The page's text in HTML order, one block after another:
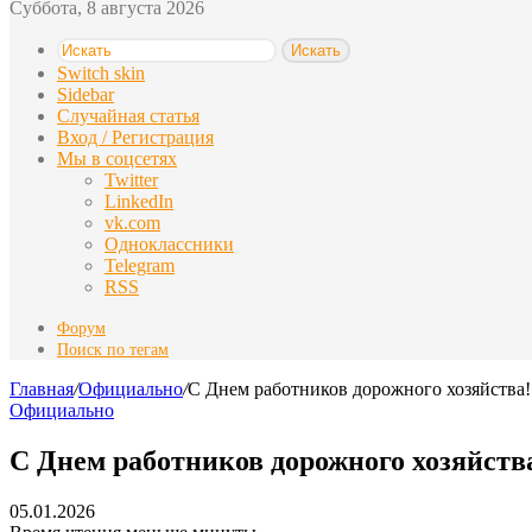
Суббота, 8 августа 2026
Искать
Switch skin
Sidebar
Случайная статья
Вход / Регистрация
Мы в соцсетях
Twitter
LinkedIn
vk.com
Одноклассники
Telegram
RSS
Форум
Поиск по тегам
Главная/Официально/С Днем работников дорожного хозяйства!
Официально
С Днем работников дорожного
05.01.2026